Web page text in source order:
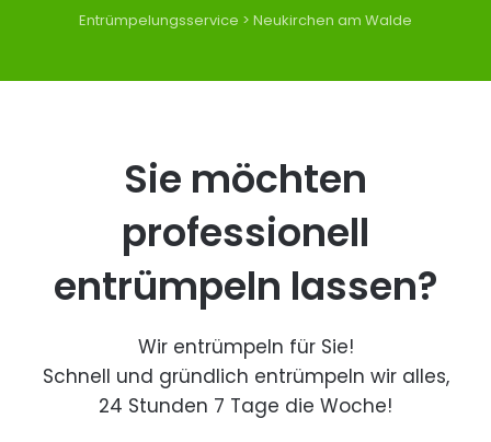
Entrümpelungsservice > Neukirchen am Walde
Sie möchten
professionell
entrümpeln lassen?
Wir entrümpeln für Sie!
Schnell und gründlich entrümpeln wir alles,
24 Stunden 7 Tage die Woche!